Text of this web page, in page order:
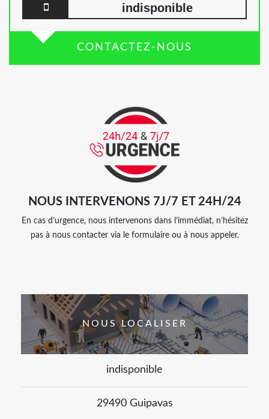
indisponible
CONTACTEZ-NOUS
NOUS INTERVENONS 7J/7 ET 24H/24
En cas d’urgence, nous intervenons dans l’immédiat, n’hésitez
pas à nous contacter via le formulaire ou à nous appeler.
NOUS LOCALISER
indisponible
29490 Guipavas